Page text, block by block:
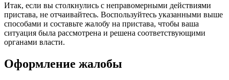
Итак, если вы столкнулись с неправомерными действиями
пристава, не отчаивайтесь. Воспользуйтесь указанными выше
способами и составьте жалобу на пристава, чтобы ваша
ситуация была рассмотрена и решена соответствующими
органами власти.
Оформление жалобы